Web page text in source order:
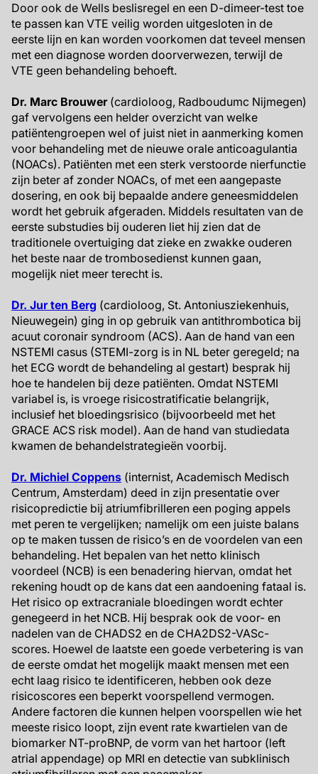
Door ook de Wells beslisregel en een D-dimeer-test toe
te passen kan VTE veilig worden uitgesloten in de
eerste lijn en kan worden voorkomen dat teveel mensen
met een diagnose worden doorverwezen, terwijl de
VTE geen behandeling behoeft.
Dr. Marc Brouwer(cardioloog, Radboudumc Nijmegen)
gaf vervolgens een helder overzicht van welke
patiëntengroepen wel of juist niet in aanmerking komen
voor behandeling met de nieuwe orale anticoagulantia
(NOACs). Patiënten met een sterk verstoorde nierfunctie
zijn beter af zonder NOACs, of met een aangepaste
dosering, en ook bij bepaalde andere geneesmiddelen
wordt het gebruik afgeraden. Middels resultaten van de
eerste substudies bij ouderen liet hij zien dat de
traditionele overtuiging dat zieke en zwakke ouderen
het beste naar de trombosedienst kunnen gaan,
mogelijk niet meer terecht is.
Dr. Jur ten Berg (cardioloog, St. Antoniusziekenhuis,
Nieuwegein) ging in op gebruik van antithrombotica bij
acuut coronair syndroom (ACS). Aan de hand van een
NSTEMI casus (STEMI-zorg is in NL beter geregeld; na
het ECG wordt de behandeling al gestart) besprak hij
hoe te handelen bij deze patiënten. Omdat NSTEMI
variabel is, is vroege risicostratificatie belangrijk,
inclusief het bloedingsrisico (bijvoorbeeld met het
GRACE ACS risk model). Aan de hand van studiedata
kwamen de behandelstrategieën voorbij.
Dr. Michiel Coppens (internist, Academisch Medisch
Centrum, Amsterdam) deed in zijn presentatie over
risicopredictie bij atriumfibrilleren een poging appels
met peren te vergelijken; namelijk om een juiste balans
op te maken tussen de risico’s en de voordelen van een
behandeling. Het bepalen van het netto klinisch
voordeel (NCB) is een benadering hiervan, omdat het
rekening houdt op de kans dat een aandoening fataal is.
Het risico op extracraniale bloedingen wordt echter
genegeerd in het NCB. Hij besprak ook de voor- en
nadelen van de CHADS2 en de CHA2DS2-VASc-
scores. Hoewel de laatste een goede verbetering is van
de eerste omdat het mogelijk maakt mensen met een
echt laag risico te identificeren, hebben ook deze
risicoscores een beperkt voorspellend vermogen.
Andere factoren die kunnen helpen voorspellen wie het
meeste risico loopt, zijn event rate kwartielen van de
biomarker NT-proBNP, de vorm van het hartoor (left
atrial appendage) op MRI en detectie van subklinisch